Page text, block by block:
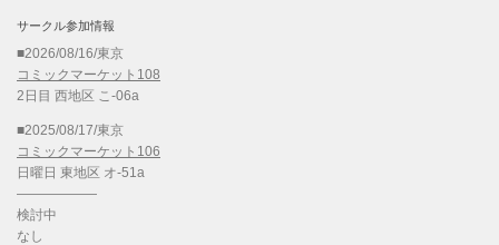
サークル参加情報
■2026/08/16/東京
コミックマーケット108
2日目 西地区 こ-06a
■2025/08/17/東京
コミックマーケット106
日曜日 東地区 オ-51a
——————
検討中
なし